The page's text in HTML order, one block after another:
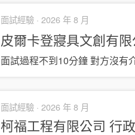
面試經驗 · 2026 年 8 月
皮爾卡登寢具文創有
面試過程不到10分鐘 對方沒有
面試經驗 · 2026 年 8 月
柯福工程有限公司 行